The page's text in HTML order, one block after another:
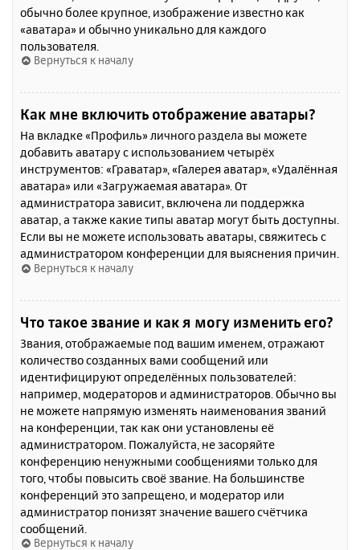
обычно более крупное, изображение известно как
«аватара» и обычно уникально для каждого
пользователя.
Вернуться к началу
Как мне включить отображение аватары?
На вкладке «Профиль» личного раздела вы можете
добавить аватару с использованием четырёх
инструментов: «Граватар», «Галерея аватар», «Удалённая
аватара» или «Загружаемая аватара». От
администратора зависит, включена ли поддержка
аватар, а также какие типы аватар могут быть доступны.
Если вы не можете использовать аватары, свяжитесь с
администратором конференции для выяснения причин.
Вернуться к началу
Что такое звание и как я могу изменить его?
Звания, отображаемые под вашим именем, отражают
количество созданных вами сообщений или
идентифицируют определённых пользователей:
например, модераторов и администраторов. Обычно вы
не можете напрямую изменять наименования званий
на конференции, так как они установлены её
администратором. Пожалуйста, не засоряйте
конференцию ненужными сообщениями только для
того, чтобы повысить своё звание. На большинстве
конференций это запрещено, и модератор или
администратор понизят значение вашего счётчика
сообщений.
Вернуться к началу